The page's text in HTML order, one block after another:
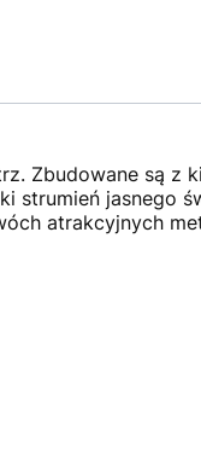
Zbudowane są z
jasnego
atrakcyjnych